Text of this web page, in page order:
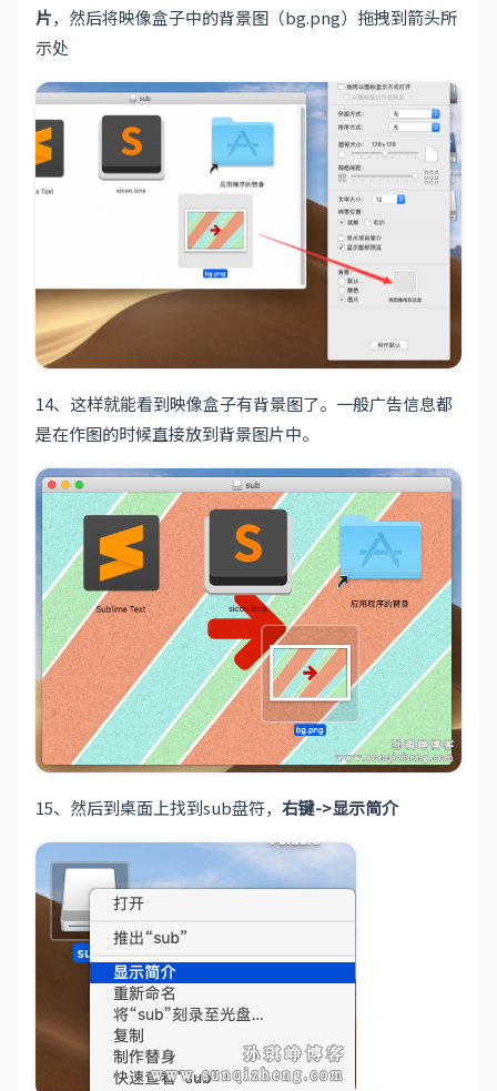
片，然后将映像盒子中的背景图（bg.png）拖拽到箭头所
示处
14、这样就能看到映像盒子有背景图了。一般广告信息都
是在作图的时候直接放到背景图片中。
15、然后到桌面上找到sub盘符， 右键->显示简介